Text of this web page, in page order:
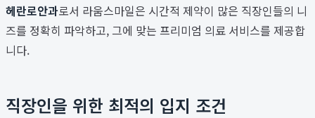
헤란로안과로서 라움스마일은 시간적 제약이 많은 직장인들의 니
즈를 정확히 파악하고, 그에 맞는 프리미엄 의료 서비스를 제공합
니다.
직장인을 위한 최적의 입지 조건